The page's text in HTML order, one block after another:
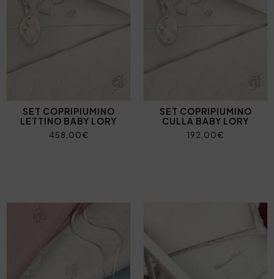
SET COPRIPIUMINO
LETTINO BABY LORY
458,00€
SET COPRIPIUMINO
CULLA BABY LORY
192,00€